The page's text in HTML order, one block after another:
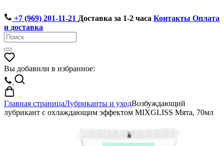
+7 (969) 201-11-21 Доставка за 1-2 часа Контакты Оплата
и доставка
Вы добавили в избранное:
Главная страницаЛубриканты и уходВозбуждающий
лубрикант с охлаждающим эффектом MIXGLISS Мята, 70мл